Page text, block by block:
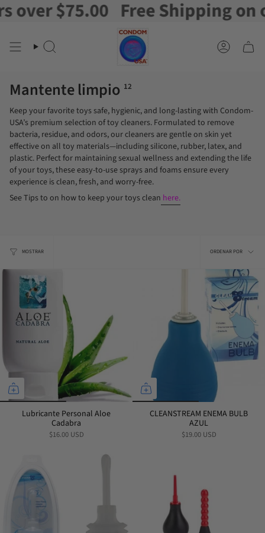
Ir
al
$75.00 Free Shipping on
Buscar
Cuenta
Mantente limpio 12
Keep your favorite toys safe, hygienic, and long-lasting with Condom-
USA’s premium selection of toy cleaners. Formulated to remove
bacteria, residue, and odors, our cleaners are gentle on skin yet
effective on all toy materials—including silicone, rubber, latex, and
plastic. Perfect for maintaining sexual wellness and extending the life
of your toys, these easy-to-use sprays and foams ensure every
experience is clean, fresh, and worry-free.
See Tips to on how to keep your toys clean here.
MOSTRAR
por
ORDENAR POR
Lubricante Personal Aloe
Cadabra
$16.00 USD
CLEANSTREAM ENEMA BULB
AZUL
$19.00 USD